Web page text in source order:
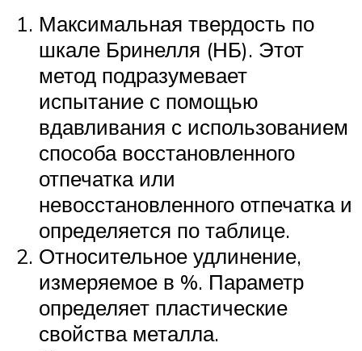
Максимальная твердость по
шкале Бринелля (НБ). Этот
метод подразумевает
испытание с помощью
вдавливания с использованием
способа восстановленного
отпечатка или
невосстановленного отпечатка и
определяется по таблице.
Относительное удлинение,
измеряемое в %. Параметр
определяет пластические
свойства металла.